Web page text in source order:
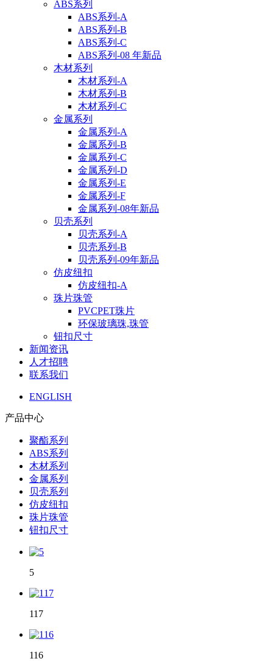
ABS系列
ABS系列-A
ABS系列-B
ABS系列-C
ABS系列-08 年新品
木材系列
木材系列-A
木材系列-B
木材系列-C
金属系列
金属系列-A
金属系列-B
金属系列-C
金属系列-D
金属系列-E
金属系列-F
金属系列-08年新品
贝壳系列
贝壳系列-A
贝壳系列-B
贝壳系列-09年新品
仿皮纽扣
仿皮纽扣-A
珠片珠管
PVCPET珠片
环保玻璃珠,珠管
钮扣尺寸
新闻资讯
人才招聘
联系我们
ENGLISH
产品中心
聚酯系列
ABS系列
木材系列
金属系列
贝壳系列
仿皮纽扣
珠片珠管
钮扣尺寸
5
117
116